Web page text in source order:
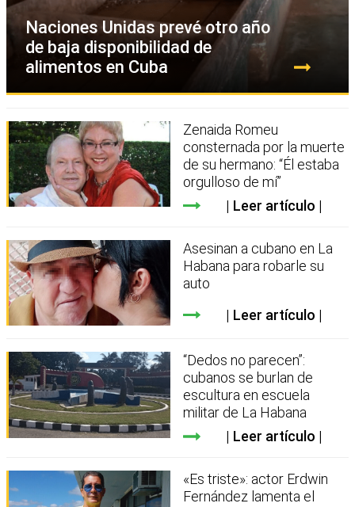
Naciones Unidas prevé otro año
de baja disponibilidad de
alimentos en Cuba
Zenaida Romeu
consternada por la muerte
de su hermano: “Él estaba
orgulloso de mí”
Leer artículo
Asesinan a cubano en La
Habana para robarle su
auto
Leer artículo
“Dedos no parecen”:
cubanos se burlan de
escultura en escuela
militar de La Habana
Leer artículo
«Es triste»: actor Erdwin
Fernández lamenta el